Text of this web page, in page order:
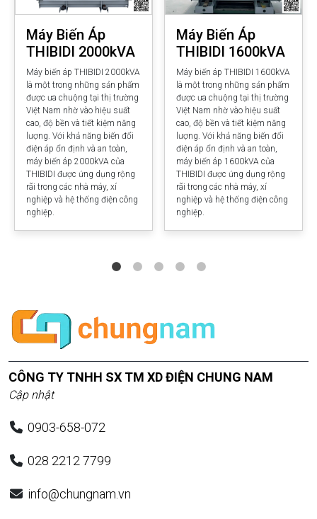
Máy Biến Áp
THIBIDI 2000kVA
Máy biến áp THIBIDI 2000kVA
là một trong những sản phẩm
được ưa chuộng tại thị trường
Việt Nam nhờ vào hiệu suất
cao, độ bền và tiết kiệm năng
lượng. Với khả năng biến đổi
điện áp ổn định và an toàn,
máy biến áp 2000kVA của
THIBIDI được ứng dụng rộng
rãi trong các nhà máy, xí
nghiệp và hệ thống điện công
nghiệp.
Máy Biến Áp
THIBIDI 1600kVA
Máy biến áp THIBIDI 1600kVA
là một trong những sản phẩm
được ưa chuộng tại thị trường
Việt Nam nhờ vào hiệu suất
cao, độ bền và tiết kiệm năng
lượng. Với khả năng biến đổi
điện áp ổn định và an toàn,
máy biến áp 1600kVA của
THIBIDI được ứng dụng rộng
rãi trong các nhà máy, xí
nghiệp và hệ thống điện công
nghiệp.
CÔNG TY TNHH SX TM XD ĐIỆN CHUNG NAM
Cập nhật
0903-658-072
028 2212 7799
info@chungnam.vn